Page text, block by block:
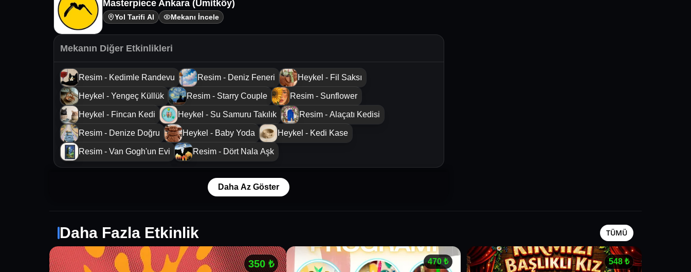
Masterpiece Ankara (Ümitköy)
Yol Tarifi Al Mekanı İncele
Mekanın Diğer Etkinlikleri
Resim - Kedimle Randevu Resim - Deniz Feneri Heykel - Fil Saksı
Heykel - Yengeç Küllük Resim - Starry Couple Resim - Sunflower
Heykel - Fincan Kedi Heykel - Su Samuru Takılık Resim - Alaçatı Kedisi
Resim - Denize Doğru Heykel - Baby Yoda Heykel - Kedi Kase
Resim - Van Gogh'un Evi Resim - Dört Nala Aşk
Daha Az Göster
Daha Fazla Etkinlik TÜMÜ
350₺ 470 ₺ 548₺